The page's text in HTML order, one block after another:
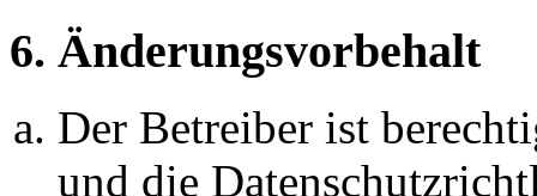
6. Änderungsvorbehalt
Der Betreiber ist
und die